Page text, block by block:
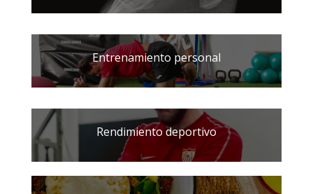
Entrenamiento personal
Rendimiento deportivo